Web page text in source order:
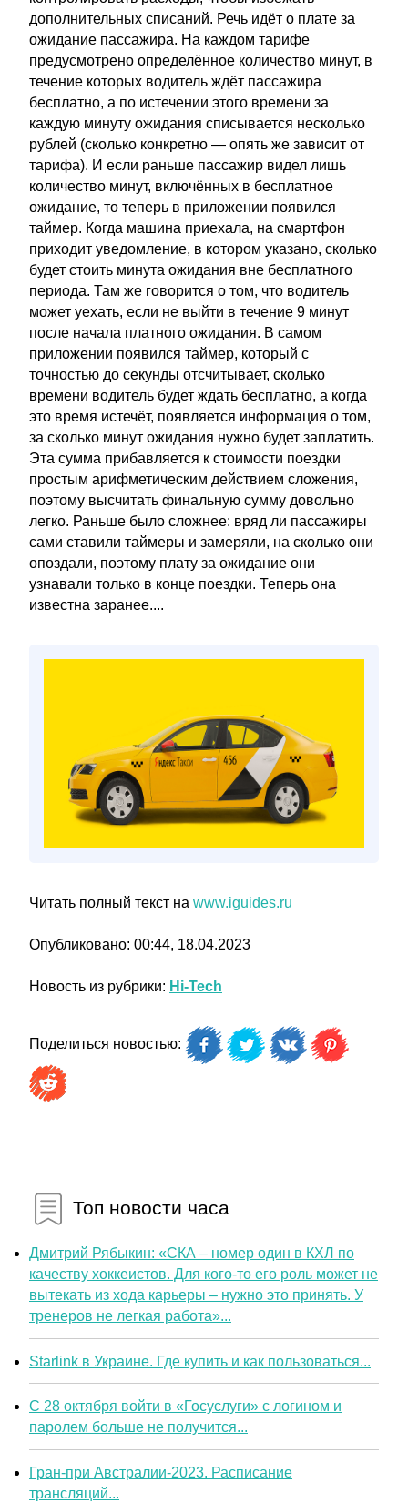
дополнительных списаний. Речь идёт о плате за
ожидание пассажира. На каждом тарифе
предусмотрено определённое количество минут, в
течение которых водитель ждёт пассажира
бесплатно, а по истечении этого времени за
каждую минуту ожидания списывается несколько
рублей (сколько конкретно — опять же зависит от
тарифа). И если раньше пассажир видел лишь
количество минут, включённых в бесплатное
ожидание, то теперь в приложении появился
таймер. Когда машина приехала, на смартфон
приходит уведомление, в котором указано, сколько
будет стоить минута ожидания вне бесплатного
периода. Там же говорится о том, что водитель
может уехать, если не выйти в течение 9 минут
после начала платного ожидания. В самом
приложении появился таймер, который с
точностью до секунды отсчитывает, сколько
времени водитель будет ждать бесплатно, а когда
это время истечёт, появляется информация о том,
за сколько минут ожидания нужно будет заплатить.
Эта сумма прибавляется к стоимости поездки
простым арифметическим действием сложения,
поэтому высчитать финальную сумму довольно
легко. Раньше было сложнее: вряд ли пассажиры
сами ставили таймеры и замеряли, на сколько они
опоздали, поэтому плату за ожидание они
узнавали только в конце поездки. Теперь она
известна заранее....
Читать полный текст на www.iguides.ru
Опубликовано: 00:44, 18.04.2023
Новость из рубрики: Hi-Tech
Поделиться новостью:
Топ новости часа
Дмитрий Рябыкин: «СКА – номер один в КХЛ по
качеству хоккеистов. Для кого-то его роль может не
вытекать из хода карьеры – нужно это принять. У
тренеров не легкая работа»...
Starlink в Украине. Где купить и как пользоваться...
С 28 октября войти в «Госуслуги» с логином и
паролем больше не получится...
Гран-при Австралии-2023. Расписание
трансляций...